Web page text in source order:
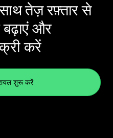
तेज़ रफ़्तार से
और
करें
शुरू करें